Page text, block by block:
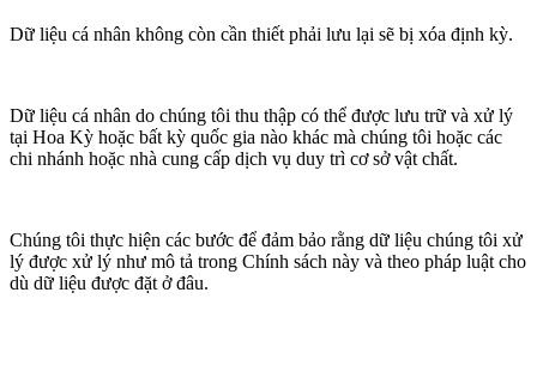
Dữ liệu cá nhân không còn cần thiết phải lưu lại sẽ bị xóa định kỳ.
Dữ liệu cá nhân do chúng tôi thu thập có thể được lưu trữ và xử lý
tại Hoa Kỳ hoặc bất kỳ quốc gia nào khác mà chúng tôi hoặc các
chi nhánh hoặc nhà cung cấp dịch vụ duy trì cơ sở vật chất.
Chúng tôi thực hiện các bước để đảm bảo rằng dữ liệu chúng tôi xử
lý được xử lý như mô tả trong Chính sách này và theo pháp luật cho
dù dữ liệu được đặt ở đâu.